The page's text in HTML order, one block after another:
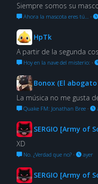
Siempre somos su
Ahora la mascota eres tú… ·
HpTk
A partir de la segunda
Hoy en la nave del misterio: ·
Bonox (El
La música no me gusta
Quake FM: Jonathan Bree·
SERGIO [Army of
XD
No. ¿Verdad que no?· ayer
SERGIO [Army of